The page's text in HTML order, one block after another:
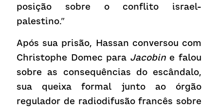
posição sobre o conflito israel-
palestino.”
Após sua prisão, Hassan conversou com
Christophe Domec para Jacobin e falou
sobre as consequências do escândalo,
sua queixa formal junto ao órgão
regulador de radiodifusão francês sobre